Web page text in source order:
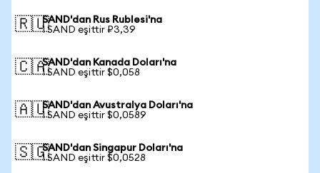
🇷🇺SAND'dan Rus Rublesi'na
1 SAND eşittir ₽3,39
🇨🇦SAND'dan Kanada Doları'na
1 SAND eşittir $0,058
🇦🇺SAND'dan Avustralya Doları'na
1 SAND eşittir $0,0589
🇸🇬SAND'dan Singapur Doları'na
1 SAND eşittir $0,0528